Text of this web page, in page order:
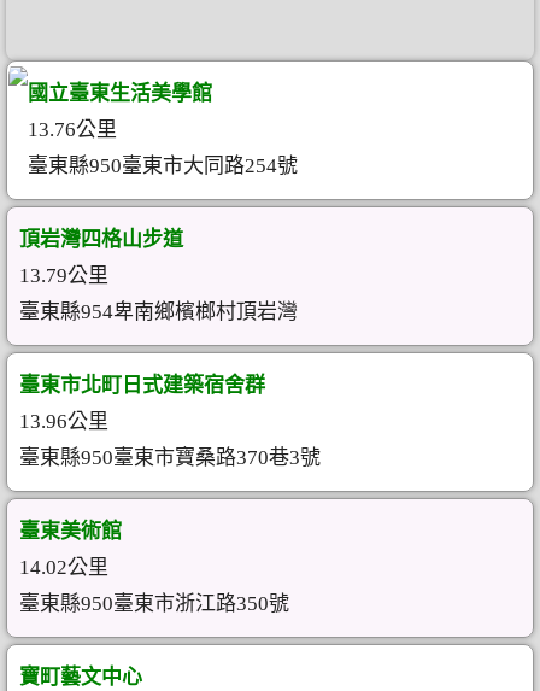
國立臺東生活美學館
13.76公里
臺東縣950臺東市大同路254號
頂岩灣四格山步道
13.79公里
臺東縣954卑南鄉檳榔村頂岩灣
臺東市北町日式建築宿舍群
13.96公里
臺東縣950臺東市寶桑路370巷3號
臺東美術館
14.02公里
臺東縣950臺東市浙江路350號
寶町藝文中心